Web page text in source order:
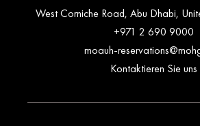
West Corniche Road, Abu Dhabi,
+971 2 690 9000
moauh-
Kontaktieren Sie uns